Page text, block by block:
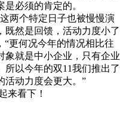
是必须的肯定的。
两个特定日子也被慢慢演
既然是回馈，活动力度小了
“更何况今年的情况相比往
象就是中小企业，只有企业
所以今年的双11我们推出了
活动力度会更大。”
来看下！